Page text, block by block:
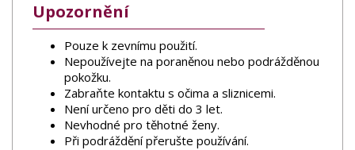
Upozornění
Pouze k zevnímu použití.
Nepoužívejte na poraněnou nebo podrážděnou
pokožku.
Zabraňte kontaktu s očima a sliznicemi.
Není určeno pro děti do 3 let.
Nevhodné pro těhotné ženy.
Při podráždění přerušte používání.